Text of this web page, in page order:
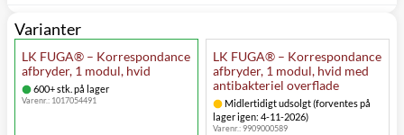
Varianter
LK FUGA® – Korrespondance
afbryder, 1 modul, hvid
600+ stk. på lager
Varenr.: 1017054491
LK FUGA® – Korrespondance
afbryder, 1 modul, hvid med
antibakteriel overflade
Midlertidigt udsolgt (forventes på
lager igen: 4-11-2026)
Varenr.:9909000589